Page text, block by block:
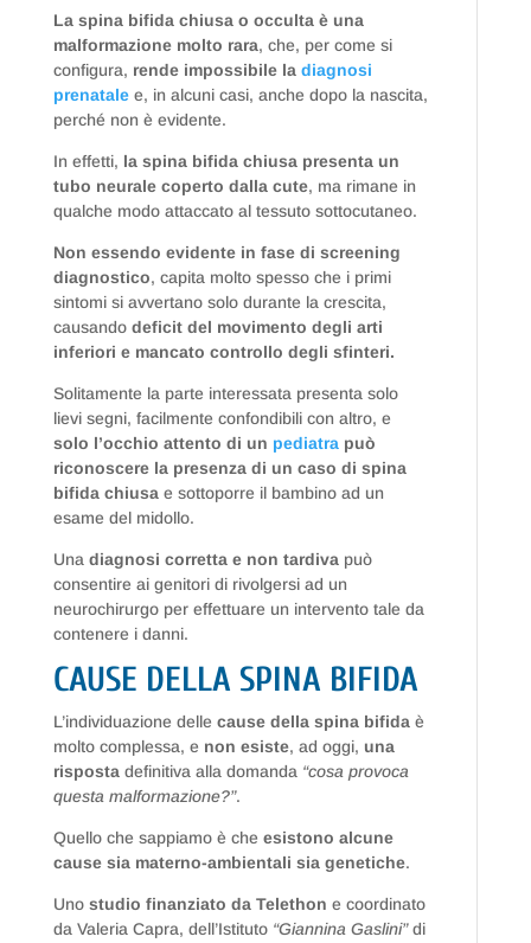
La spina bifida chiusa o occulta è una
malformazione molto rara, che, per come si
configura, rende impossibile la diagnosi
prenatalee, in alcuni casi, anche dopo la nascita,
perché non è evidente.
In effetti, la spina bifida chiusa presenta un
tubo neurale coperto dalla cute, ma rimane in
qualche modo attaccato al tessuto sottocutaneo.
Non essendo evidente in fase di screening
diagnostico, capita molto spesso che i primi
sintomi si avvertano solo durante la crescita,
causando deficit del movimento degli arti
inferiori e mancato controllo degli sfinteri.
Solitamente la parte interessata presenta solo
lievi segni, facilmente confondibili con altro, e
solo l’occhio attento di un pediatrapuò
riconoscere la presenza di un caso di spina
bifida chiusae sottoporre il bambino ad un
esame del midollo.
Una diagnosi corretta e non tardivapuò
consentire ai genitori di rivolgersi ad un
neurochirurgo per effettuare un intervento tale da
contenere i danni.
CAUSE DELLA SPINA BIFIDA
L’individuazione delle cause della spina bifidaè
molto complessa, e non esiste, ad oggi, una
rispostadefinitiva alla domanda “cosa provoca
questa malformazione?”.
Quello che sappiamo è che esistono alcune
cause sia materno-ambientali sia genetiche.
Uno studio finanziato da Telethon e coordinato
da Valeria Capra, dell’Istituto“Giannina Gaslini”di